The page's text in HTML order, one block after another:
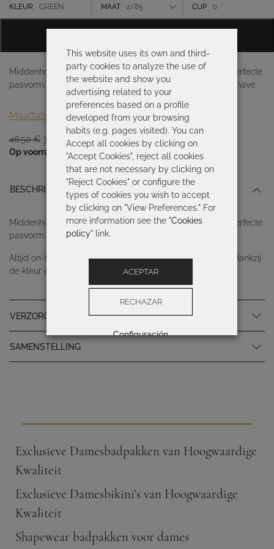
was:
Kleur
KLEUR GREEN MAAT 2/85 CUP 0
Middenhoge slip met bandjes aan de zijkanten voor de perfecte
pasvorm. Altijd on-trend, de tie-dye print is een stijl must-have
Maattabel
46,50€ Oorspronkelijke
prijs
46,50 €.
32,55 €
Huidige
prijs
32,55 €.
Op voorraad
BESCHRIJVING
Middenhoge slip met bandjes aan de zijkanten voor de perfecte
pasvorm.
Altijd on-trend, de tie-dye print is een stijl must-have die dankzij
de kleur en vrolijke motieven aan kracht en elegantie wint.
VERZORGINGSINSTRUCTIES
SAMENSTELLING
Exclusieve Damesbadpakken van Hoogwaardige
Kwaliteit
Exclusieve Damesbikini's van Hoogwaardige
Kwaliteit
Shapewear badpakken voor dames
This website uses its own and third-
party cookies to analyze the use of
the website and show you
advertising related to your
preferences based on a profile
developed from your browsing
habits (e.g. pages visited). You can
Accept all cookies by clicking on
"Accept Cookies", reject all cookies
that are not necessary by clicking on
"Reject Cookies" or configure the
types of cookies you wish to accept
by clicking on "View Preferences." For
more information see the "Cookies
policy" link.
ACEPTAR
RECHAZAR
Configuración